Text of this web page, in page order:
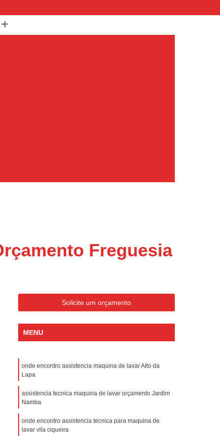
Condicionado Portatil
Portatil Philco
Tipo Portatil
Condicionado Portatil Philco
Ar Condicionado Portatil
Assistencia Tecnica Electrolux Geladeira
Tecnica Geladeira Electrolux
Electrolux Assistencia Tecnica Geladeira
Geladeira Assistencia Tecnica
Assistencia Tecnica Electrolux Refrigerador
Freguesia
Solicite um orçamento
MENU
onde encontro assistencia maquina de lavar Alto da
Lapa
assistencia tecnica maquina de lavar orçamento Jardim
Namba
onde encontro assistencia tecnica para maquina de
lavar vila ciqueira